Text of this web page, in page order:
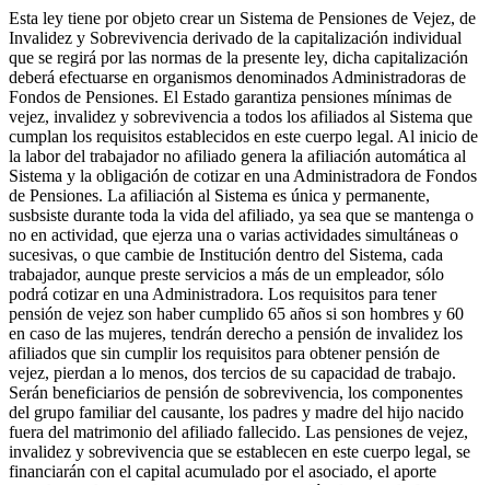
Esta ley tiene por objeto crear un Sistema de Pensiones de Vejez, de
Invalidez y Sobrevivencia derivado de la capitalización individual
que se regirá por las normas de la presente ley, dicha capitalización
deberá efectuarse en organismos denominados Administradoras de
Fondos de Pensiones. El Estado garantiza pensiones mínimas de
vejez, invalidez y sobrevivencia a todos los afiliados al Sistema que
cumplan los requisitos establecidos en este cuerpo legal. Al inicio de
la labor del trabajador no afiliado genera la afiliación automática al
Sistema y la obligación de cotizar en una Administradora de Fondos
de Pensiones. La afiliación al Sistema es única y permanente,
susbsiste durante toda la vida del afiliado, ya sea que se mantenga o
no en actividad, que ejerza una o varias actividades simultáneas o
sucesivas, o que cambie de Institución dentro del Sistema, cada
trabajador, aunque preste servicios a más de un empleador, sólo
podrá cotizar en una Administradora. Los requisitos para tener
pensión de vejez son haber cumplido 65 años si son hombres y 60
en caso de las mujeres, tendrán derecho a pensión de invalidez los
afiliados que sin cumplir los requisitos para obtener pensión de
vejez, pierdan a lo menos, dos tercios de su capacidad de trabajo.
Serán beneficiarios de pensión de sobrevivencia, los componentes
del grupo familiar del causante, los padres y madre del hijo nacido
fuera del matrimonio del afiliado fallecido. Las pensiones de vejez,
invalidez y sobrevivencia que se establecen en este cuerpo legal, se
financiarán con el capital acumulado por el asociado, el aporte